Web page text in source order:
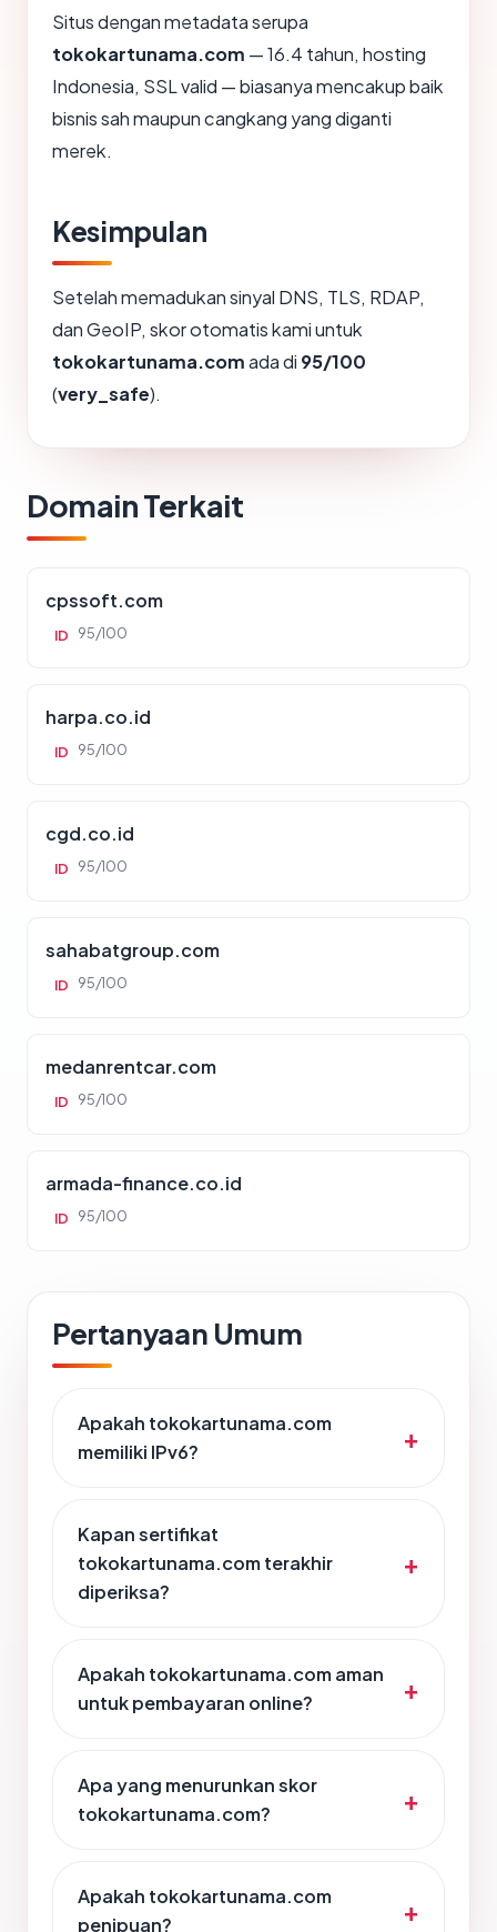
Situs dengan metadata serupa
tokokartunama.com — 16.4 tahun, hosting
Indonesia, SSL valid — biasanya mencakup baik
bisnis sah maupun cangkang yang diganti
merek.
Kesimpulan
Setelah memadukan sinyal DNS, TLS, RDAP,
dan GeoIP, skor otomatis kami untuk
tokokartunama.comada di 95/100
(very_safe).
Domain Terkait
cpssoft.com
ID 95/100
harpa.co.id
ID 95/100
cgd.co.id
ID 95/100
sahabatgroup.com
ID 95/100
medanrentcar.com
ID 95/100
armada-finance.co.id
ID 95/100
Pertanyaan Umum
Apakah tokokartunama.com
memiliki IPv6?
Kapan sertifikat
tokokartunama.com terakhir
diperiksa?
Apakah tokokartunama.com aman
untuk pembayaran online?
Apa yang menurunkan skor
tokokartunama.com?
Apakah tokokartunama.com
penipuan?